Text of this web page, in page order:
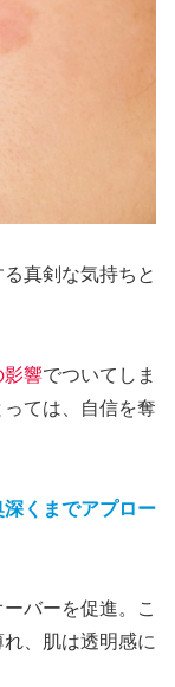
真剣な気持ちと
影響でついてしま
ては、自信を奪
くまでアプロー
バーを促進。こ
、肌は透明感に